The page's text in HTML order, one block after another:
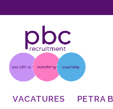
VACATURES PETRA